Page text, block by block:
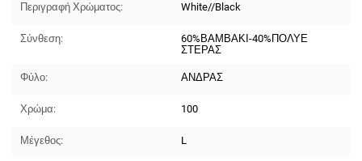
Περιγραφή Χρώματος: White//Black
Σύνθεση:
60%ΒΑΜΒΑΚΙ-40%ΠΟΛΥΕ
ΣΤΕΡΑΣ
Φύλο: ΑΝΔΡΑΣ
Χρώμα: 100
Μέγεθος: L